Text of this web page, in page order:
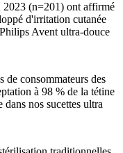
2023 (n=201) ont affirmé
d'irritation cutanée
Avent ultra-douce
de consommateurs des
à 98 % de la tétine
nos sucettes ultra